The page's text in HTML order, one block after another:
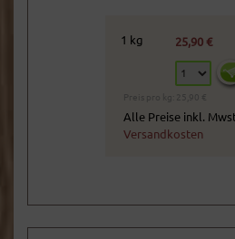
1 kg 25,90 €
Preis pro kg: 25,90 €
Alle Preise inkl.
Versandkosten